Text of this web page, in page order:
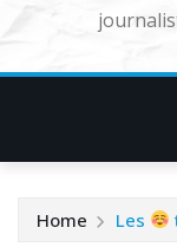
Home Les